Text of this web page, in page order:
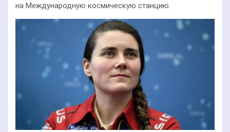
на Международную космическую станцию.